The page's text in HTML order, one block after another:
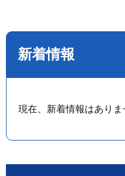
新着情報
現在、新着情報はありま